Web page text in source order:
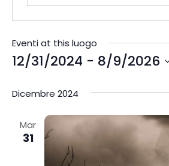
Eventi at this luogo
12/31/2024 - 8/9/2026
e
Dicembre 2024
Mar
31